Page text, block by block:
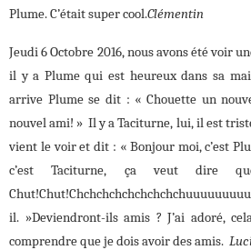
Plume. C’était super cool.Clémentin
Jeudi 6 Octobre 2016, nous avons été voir
il y a Plume qui est heureux dans sa
arrive Plume se dit : « Chouette un
nouvel ami! » Il y a Taciturne, lui, il est
vient le voir et dit : « Bonjour moi, c’est
c’est Taciturne, ça veut dire
il. »Deviendront-ils amis ? J’ai adoré,
comprendre que je dois avoir des amis.